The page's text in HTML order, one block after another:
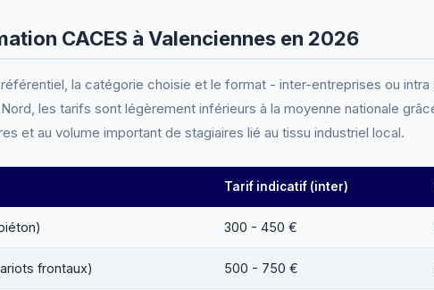
CACES à Valenciennes en 2026
la catégorie choisie et le format - inter-entreprises ou intra
les tarifs sont légèrement inférieurs à la moyenne nationale
et au volume important de stagiaires lié au tissu industriel local.
Tarif indicatif (inter)
300 - 450 €
frontaux) 500 - 750 €